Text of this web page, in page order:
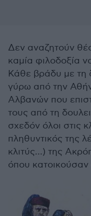
Δεν αναζητούν
καμία φιλοδοξία
Κάθε βράδυ με τη
γύρω από την
Αλβανών που
τους από τη
σχεδόν όλοι στις
πληθυντικός της
κλιτύς…) της
όπου κατοικούσαν